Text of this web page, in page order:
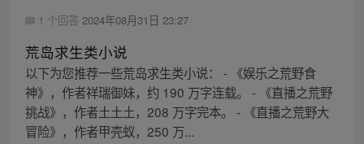
1 个回答 2024年08月31日 23:27
荒岛求生类小说
以下为您推荐一些荒岛求生类小说： - 《娱乐之荒野食
神》，作者祥瑞御妹，约 190 万字连载。 - 《直播之荒野
挑战》，作者土土土，208 万字完本。 - 《直播之荒野大
冒险》，作者甲壳蚁，250 万...